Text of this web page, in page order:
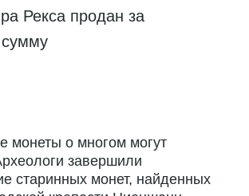
Рекса продан за
монеты о многом могут
завершили
старинных монет, найденных